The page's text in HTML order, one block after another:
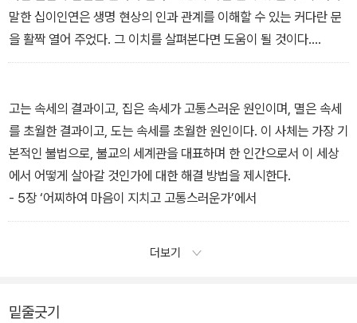
말한 십이인연은 생명 현상의 인과 관계를 이해할 수 있는 커다란 문
을 활짝 열어 주었다. 그 이치를 살펴본다면 도움이 될 것이다.
- 4장 ‘나의 운명은 달라질 수 있을까?’에서
고는 속세의 결과이고, 집은 속세가 고통스러운 원인이며, 멸은 속세
를 초월한 결과이고, 도는 속세를 초월한 원인이다. 이 사체는 가장 기
본적인 불법으로, 불교의 세계관을 대표하며 한 인간으로서 이 세상
에서 어떻게 살아갈 것인가에 대한 해결 방법을 제시한다.
- 5장 ‘어찌하여 마음이 지치고 고통스러운가’에서
더보기
밑줄긋기